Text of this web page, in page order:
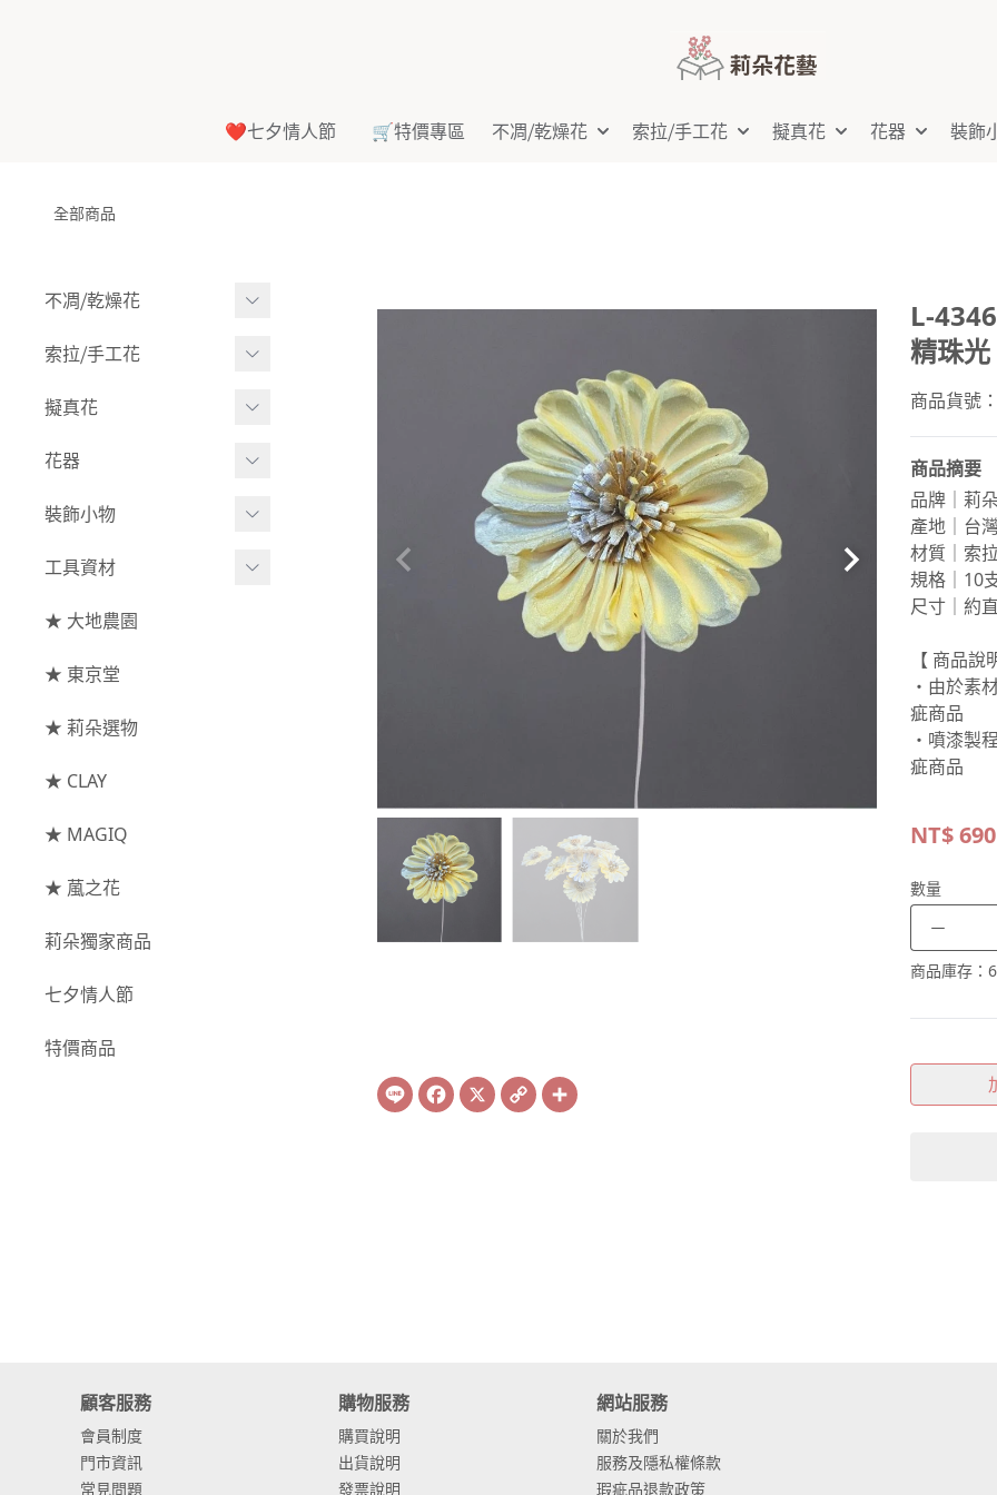
❤️七夕情人節 🛒特價專區 不凋⧸乾燥花 索拉⧸手工花 擬真花 花器 裝飾
全部商品
不凋⧸乾燥花
多色組合
- 其他
玫瑰
大玫瑰
- 迷你玫瑰
- 庭園玫瑰
- 其他玫瑰
主花
菊花
-
蘭花⧸大理花
康乃馨
配花
- 滿天星⧸木滿天星
- 黑種草⧸東方黑種
索拉⧸手工花
索拉花(有花莖)
- 莉朵獨家水染
- 大地農園
索拉花(僅花頭)
原色
擬真花
盆栽⧸成品
綜合花束
葉材⧸藤蔓
枝條
果實
花器
小型花器
中大型花器
捧花架⧸吊架
藤圈⧸注連繩
提籃
裝飾小物
裝飾⧸擺飾
花插
工具資材
工具⧸型錄
資材
★ 大地農園
★ 東京堂
★ 莉朵選物
★ CLAY
★ MAGIQ
★ 葻之花
莉朵獨家商品
七夕情人節
特價商品
Line Facebook
X Copy
Link
L-
精珠光
商品貨號
商品摘要
品牌｜莉
產地｜台
材質｜索
規格｜10
尺寸｜約
【 商品說
・由於素
疵商品
・噴漆製
疵商品
NT$690
數量
－
商品庫存： 6
顧客服務
會員制度
門市資訊
常見問題
購物服務
購買說明
出貨說明
發票說明
網站服務
關於我們
服務及隱私權條款
瑕疵品退款政策